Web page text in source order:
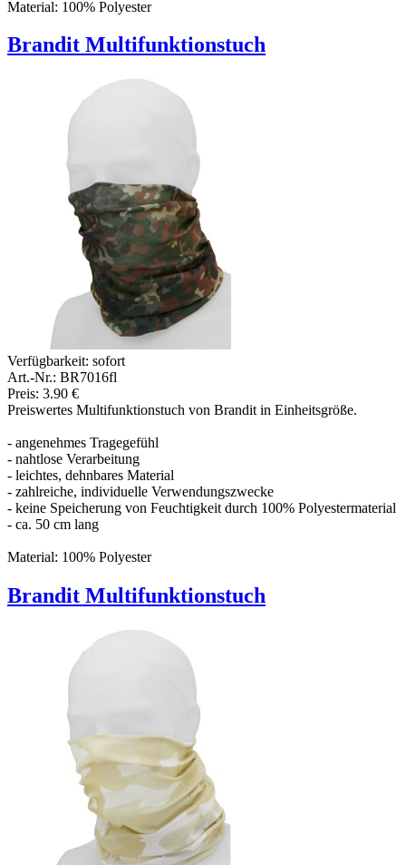
Material: 100% Polyester
Brandit Multifunktionstuch
Verfügbarkeit: sofort
Art.-Nr.: BR7016fl
Preis: 3.90 €
Preiswertes Multifunktionstuch von Brandit in Einheitsgröße.
- angenehmes Tragegefühl
- nahtlose Verarbeitung
- leichtes, dehnbares Material
- zahlreiche, individuelle Verwendungszwecke
- keine Speicherung von Feuchtigkeit durch 100% Polyestermaterial
- ca. 50 cm lang
Material: 100% Polyester
Brandit Multifunktionstuch